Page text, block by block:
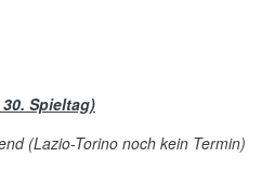
Spieltag)
(Lazio-Torino noch kein Termin)